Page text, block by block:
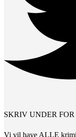
SKRIV UNDER
Vi vil have ALLE